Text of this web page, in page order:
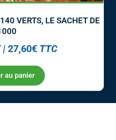
VERTS, LE SACHET DE
| 27,60€ TTC
au panier